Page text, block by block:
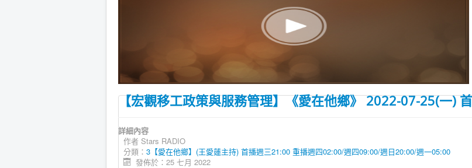
【宏觀移工政策與服務管理】《愛在他鄉》 2022-07-25(一)
詳細內容
作者 Stars RADIO
分類： 3【愛在他鄉】(王愛蓮主持) 首播週三21:00 重播週四02:00/週四09:00/週日20:00/週一05:00
發佈於：25 七月 2022